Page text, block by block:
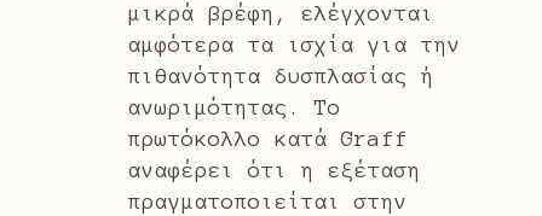
μικρά βρέφη, ελέγχονται
αμφότερα τα ισχία για την
πιθανότητα δυσπλασίας ή
ανωριμότητας. Το
πρωτόκολλο κατάGraff
αναφέρει ότι η εξέταση
πραγματοποιείται στην